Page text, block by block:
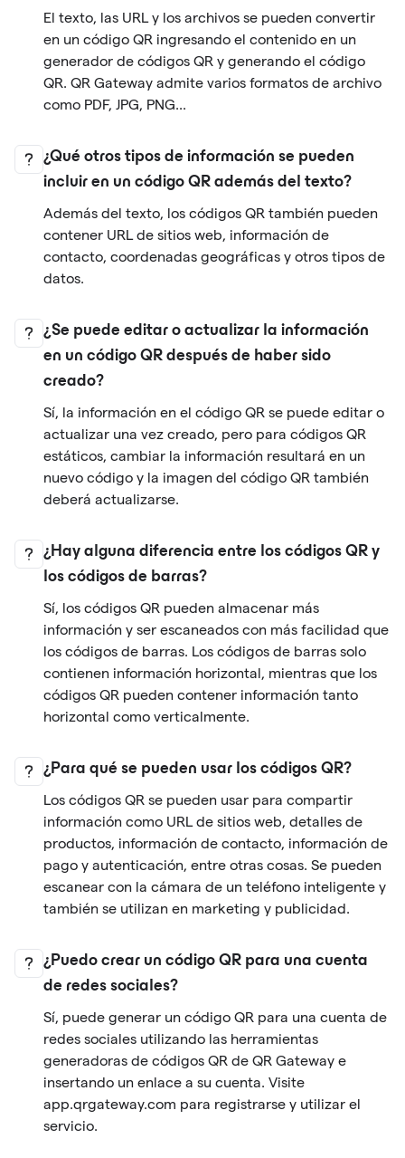
El texto, las URL y los archivos se pueden convertir
en un código QR ingresando el contenido en un
generador de códigos QR y generando el código
QR. QR Gateway admite varios formatos de archivo
como PDF, JPG, PNG...
¿Qué otros tipos de información se pueden
incluir en un código QR además del texto?
Además del texto, los códigos QR también pueden
contener URL de sitios web, información de
contacto, coordenadas geográficas y otros tipos de
datos.
¿Se puede editar o actualizar la información
en un código QR después de haber sido
creado?
Sí, la información en el código QR se puede editar o
actualizar una vez creado, pero para códigos QR
estáticos, cambiar la información resultará en un
nuevo código y la imagen del código QR también
deberá actualizarse.
¿Hay alguna diferencia entre los códigos QR y
los códigos de barras?
Sí, los códigos QR pueden almacenar más
información y ser escaneados con más facilidad que
los códigos de barras. Los códigos de barras solo
contienen información horizontal, mientras que los
códigos QR pueden contener información tanto
horizontal como verticalmente.
¿Para qué se pueden usar los códigos QR?
Los códigos QR se pueden usar para compartir
información como URL de sitios web, detalles de
productos, información de contacto, información de
pago y autenticación, entre otras cosas. Se pueden
escanear con la cámara de un teléfono inteligente y
también se utilizan en marketing y publicidad.
¿Puedo crear un código QR para una cuenta
de redes sociales?
Sí, puede generar un código QR para una cuenta de
redes sociales utilizando las herramientas
generadoras de códigos QR de QR Gateway e
insertando un enlace a su cuenta. Visite
app.qrgateway.com para registrarse y utilizar el
servicio.